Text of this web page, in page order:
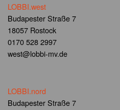
LOBBI.west
Budapester Straße 7
18057 Rostock
0170 528 2997
west@lobbi-mv.de
LOBBI.nord
Budapester Straße 7